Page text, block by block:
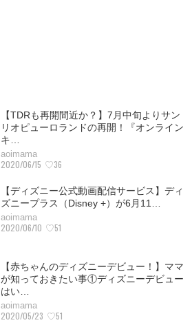
【TDRも再開間近か？】7月中旬よりサン
リオピューロランドの再開！『オンライン
キ…
aoimama
2020/06/15 ♡36
【ディズニー公式動画配信サービス】ディ
ズニープラス（Disney +）が6月11…
aoimama
2020/06/10 ♡51
【赤ちゃんのディズニーデビュー！】ママ
が知っておきたい事①ディズニーデビュー
はい…
aoimama
2020/05/23 ♡51